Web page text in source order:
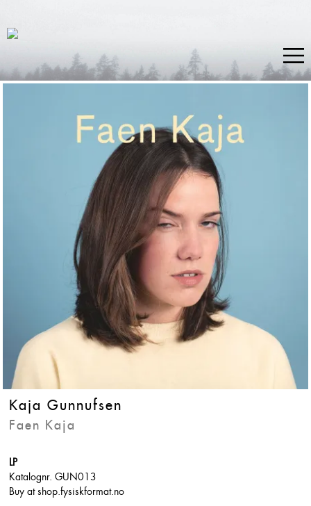
Kaja Gunnufsen
Faen Kaja
LP
Katalognr. GUN013
Buy at shop.fysiskformat.no